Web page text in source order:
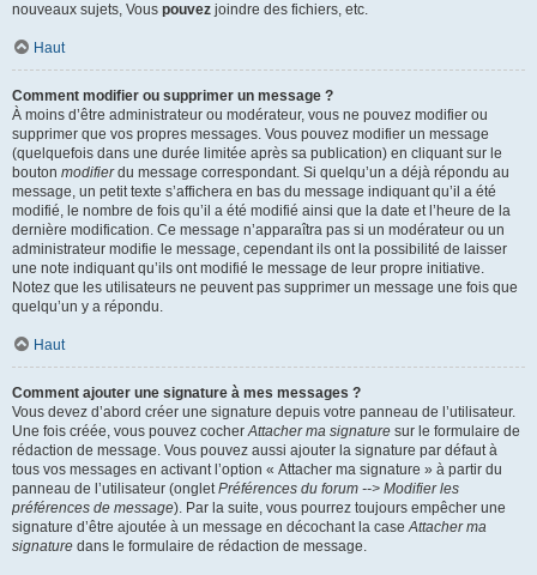
nouveaux sujets, Vous pouvez joindre des fichiers, etc.
Haut
Comment modifier ou supprimer un message ?
À moins d’être administrateur ou modérateur, vous ne pouvez modifier ou
supprimer que vos propres messages. Vous pouvez modifier un message
(quelquefois dans une durée limitée après sa publication) en cliquant sur le
bouton modifierdu message correspondant. Si quelqu’un a déjà répondu au
message, un petit texte s’affichera en bas du message indiquant qu’il a été
modifié, le nombre de fois qu’il a été modifié ainsi que la date et l’heure de la
dernière modification. Ce message n’apparaîtra pas si un modérateur ou un
administrateur modifie le message, cependant ils ont la possibilité de laisser
une note indiquant qu’ils ont modifié le message de leur propre initiative.
Notez que les utilisateurs ne peuvent pas supprimer un message une fois que
quelqu’un y a répondu.
Haut
Comment ajouter une signature à mes messages ?
Vous devez d’abord créer une signature depuis votre panneau de l’utilisateur.
Une fois créée, vous pouvez cocherAttacher ma signature sur le formulaire de
rédaction de message. Vous pouvez aussi ajouter la signature par défaut à
tous vos messages en activant l’option « Attacher ma signature » à partir du
panneau de l’utilisateur (ongletPréférences du forum --> Modifier les
préférences de message). Par la suite, vous pourrez toujours empêcher une
signature d’être ajoutée à un message en décochant la caseAttacher ma
signature dans le formulaire de rédaction de message.